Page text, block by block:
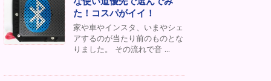
た！コスパがイイ！
家や車やインスタ、いまやシェ
アするのが当たり前のものとな
りました。 その流れで音 ...